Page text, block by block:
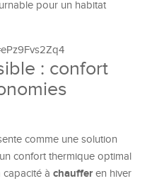
pour un habitat
: confort
comme une solution
confort thermique optimal
capacité à chaufferen hiver